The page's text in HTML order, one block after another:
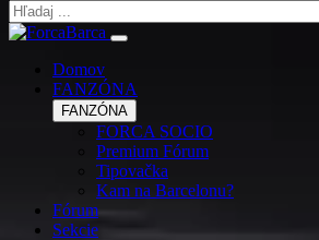
Domov
FANZÓNA
FANZÓNA
FORCA SOCIO
Premium Fórum
Tipovačka
Kam na Barcelonu?
Fórum
Sekcie